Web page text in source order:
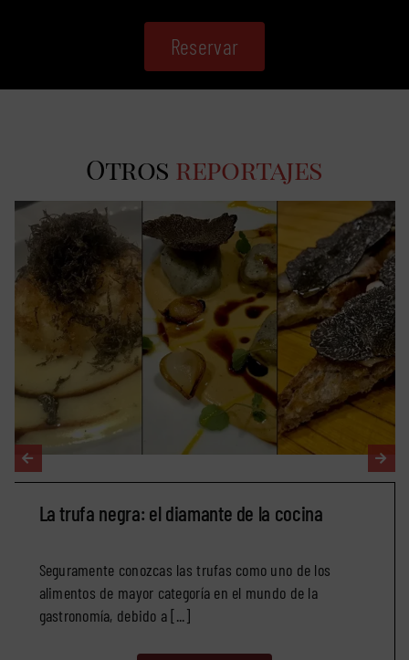
Reservar
Otros reportajes
La trufa negra: el diamante de la cocina
Seguramente conozcas las trufas como uno de los
alimentos de mayor categoría en el mundo de la
gastronomía, debido a [...]